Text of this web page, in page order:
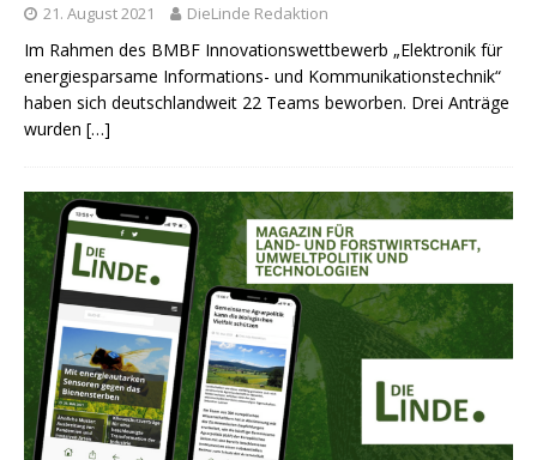
21. August 2021 DieLinde Redaktion
Im Rahmen des BMBF Innovationswettbewerb „Elektronik für
energiesparsame Informations- und Kommunikationstechnik“
haben sich deutschlandweit 22 Teams beworben. Drei Anträge
wurden […]